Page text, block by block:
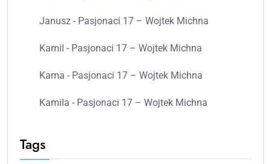
Janusz - Pasjonaci 17 – Wojtek Michna
Kamil - Pasjonaci 17 – Wojtek Michna
Kama - Pasjonaci 17 – Wojtek Michna
Kamila - Pasjonaci 17 – Wojtek Michna
Tags